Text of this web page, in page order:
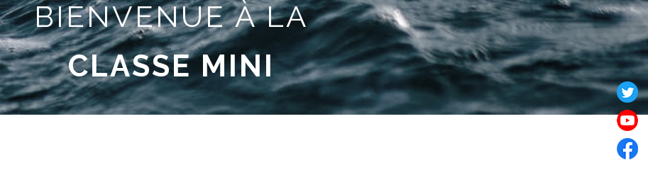
BIENVENUE À LA
CLASSE MINI